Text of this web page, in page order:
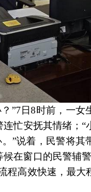
”7日8时前，一女
忙安抚其情绪；“
”说着，民警将其
在窗口的民警辅
程高效快速，最大